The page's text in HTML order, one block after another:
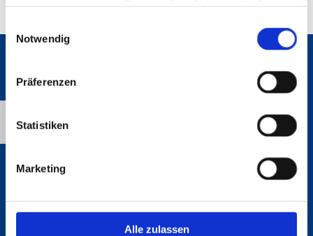
Notwendig
Präferenzen
Statistiken
Marketing
Alle zulassen
Bitte akzeptieren Sie Marketing-Cookies, um
SCHREIBEN SIE UNS